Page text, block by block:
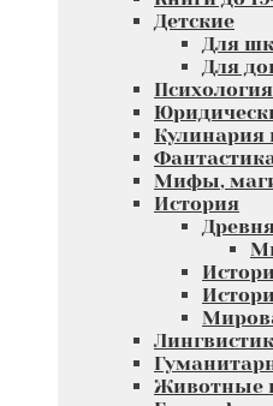
Детские
Для
Для
Психология
Кулинария
Мифы,
История
Животные